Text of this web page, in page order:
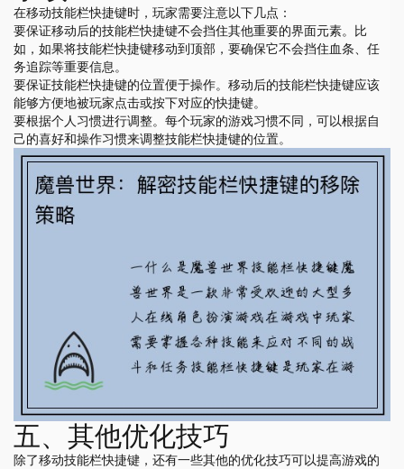
在移动技能栏快捷键时，玩家需要注意以下几点：
要保证移动后的技能栏快捷键不会挡住其他重要的界面元素。比
如，如果将技能栏快捷键移动到顶部，要确保它不会挡住血条、任
务追踪等重要信息。
要保证技能栏快捷键的位置便于操作。移动后的技能栏快捷键应该
能够方便地被玩家点击或按下对应的快捷键。
要根据个人习惯进行调整。每个玩家的游戏习惯不同，可以根据自
己的喜好和操作习惯来调整技能栏快捷键的位置。
五、其他优化技巧
除了移动技能栏快捷键，还有一些其他的优化技巧可以提高游戏的